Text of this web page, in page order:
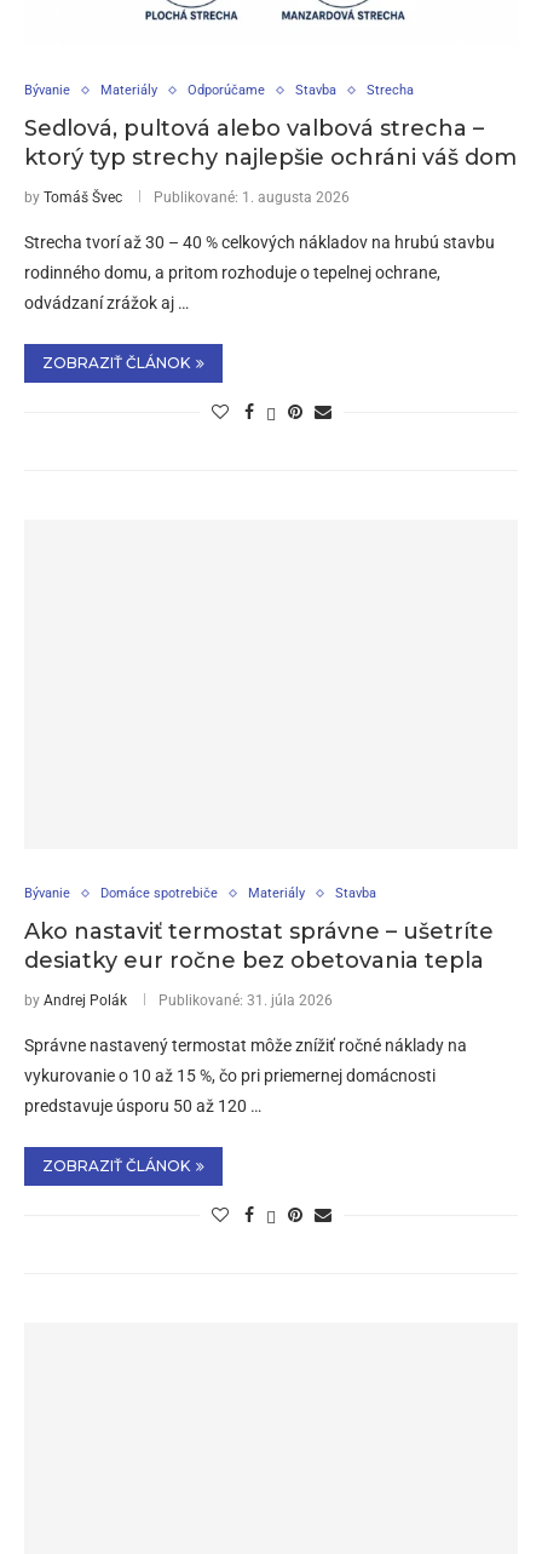
Bývanie Materiály Odporúčame Stavba Strecha
Sedlová, pultová alebo valbová strecha –
ktorý typ strechy najlepšie ochráni váš dom
by Tomáš Švec Publikované: 1. augusta 2026
Strecha tvorí až 30 – 40 % celkových nákladov na hrubú stavbu
rodinného domu, a pritom rozhoduje o tepelnej ochrane,
odvádzaní zrážok aj …
ZOBRAZIŤ ČLÁNOK
Bývanie Domáce spotrebiče Materiály Stavba
Ako nastaviť termostat správne – ušetríte
desiatky eur ročne bez obetovania tepla
by Andrej Polák Publikované: 31. júla 2026
Správne nastavený termostat môže znížiť ročné náklady na
vykurovanie o 10 až 15 %, čo pri priemernej domácnosti
predstavuje úsporu 50 až 120 …
ZOBRAZIŤ ČLÁNOK